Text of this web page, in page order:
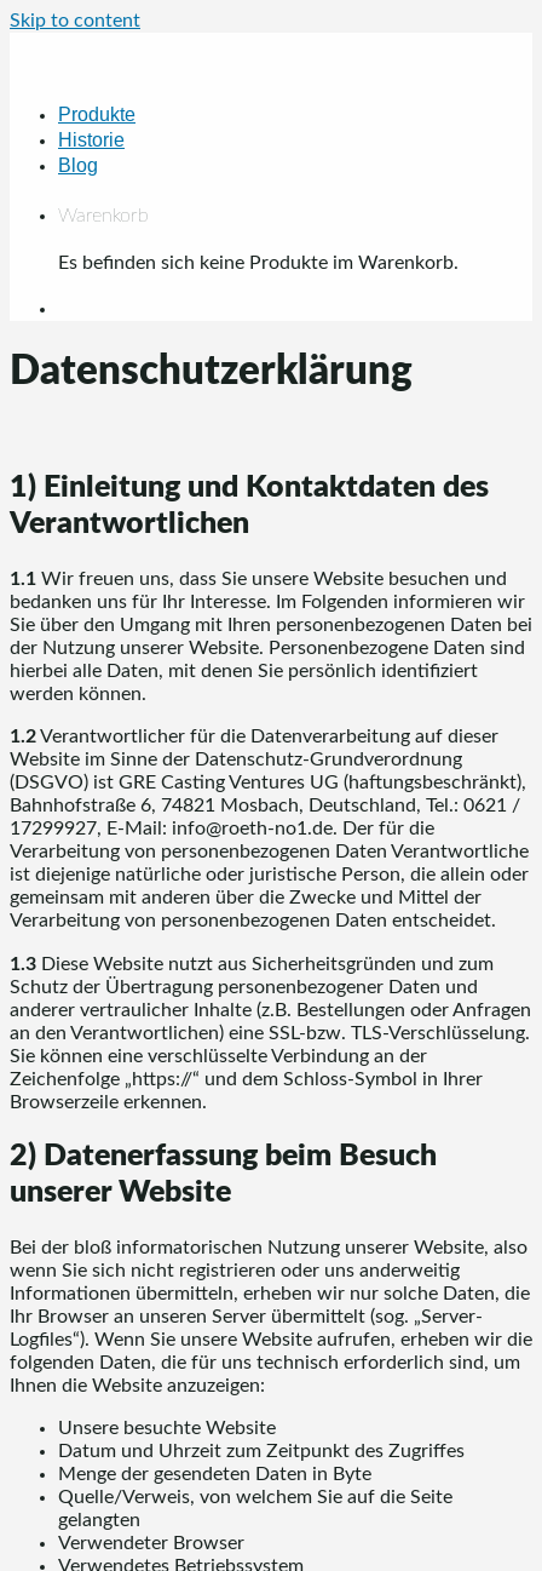
Skip to content
Produkte
Historie
Blog
Warenkorb
Es befinden sich keine Produkte im Warenkorb.
Datenschutzerklärung
1) Einleitung und Kontaktdaten des
Verantwortlichen
1.1 Wir freuen uns, dass Sie unsere Website besuchen und
bedanken uns für Ihr Interesse. Im Folgenden informieren wir
Sie über den Umgang mit Ihren personenbezogenen Daten bei
der Nutzung unserer Website. Personenbezogene Daten sind
hierbei alle Daten, mit denen Sie persönlich identifiziert
werden können.
1.2Verantwortlicher für die Datenverarbeitung auf dieser
Website im Sinne der Datenschutz-Grundverordnung
(DSGVO) ist GRE Casting Ventures UG (haftungsbeschränkt),
Bahnhofstraße 6, 74821 Mosbach, Deutschland, Tel.: 0621 /
17299927, E-Mail: info@roeth-no1.de. Der für die
Verarbeitung von personenbezogenen Daten Verantwortliche
ist diejenige natürliche oder juristische Person, die allein oder
gemeinsam mit anderen über die Zwecke und Mittel der
Verarbeitung von personenbezogenen Daten entscheidet.
1.3 Diese Website nutzt aus Sicherheitsgründen und zum
Schutz der Übertragung personenbezogener Daten und
anderer vertraulicher Inhalte (z.B. Bestellungen oder Anfragen
an den Verantwortlichen) eine SSL-bzw. TLS-Verschlüsselung.
Sie können eine verschlüsselte Verbindung an der
Zeichenfolge „https://“ und dem Schloss-Symbol in Ihrer
Browserzeile erkennen.
2) Datenerfassung beim Besuch
unserer Website
Bei der bloß informatorischen Nutzung unserer Website, also
wenn Sie sich nicht registrieren oder uns anderweitig
Informationen übermitteln, erheben wir nur solche Daten, die
Ihr Browser an unseren Server übermittelt (sog. „Server-
Logfiles“). Wenn Sie unsere Website aufrufen, erheben wir die
folgenden Daten, die für uns technisch erforderlich sind, um
Ihnen die Website anzuzeigen:
Unsere besuchte Website
Datum und Uhrzeit zum Zeitpunkt des Zugriffes
Menge der gesendeten Daten in Byte
Quelle/Verweis, von welchem Sie auf die Seite
gelangten
Verwendeter Browser
Verwendetes Betriebssystem